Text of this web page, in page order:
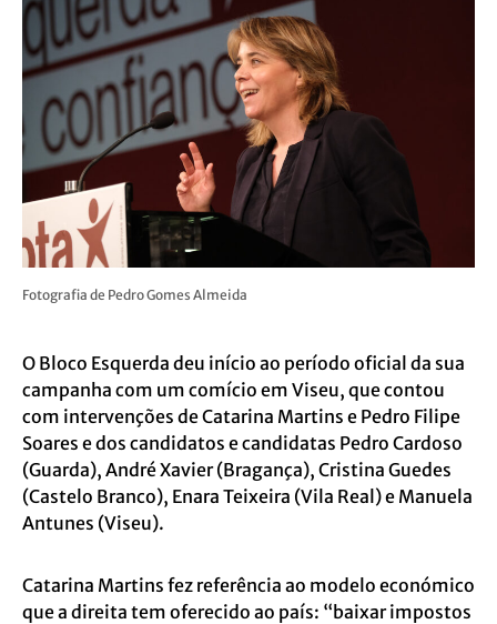
Fotografia de Pedro Gomes Almeida
O Bloco Esquerda deu início ao período oficial da sua
campanha com um comício em Viseu, que contou
com intervenções de Catarina Martins e Pedro Filipe
Soares e dos candidatos e candidatas Pedro Cardoso
(Guarda), André Xavier (Bragança), Cristina Guedes
(Castelo Branco), Enara Teixeira (Vila Real) e Manuela
Antunes (Viseu).
Catarina Martins fez referência ao modelo económico
que a direita tem oferecido ao país: “baixar impostos